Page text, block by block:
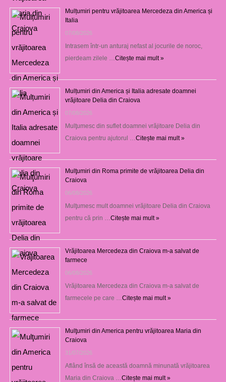
Mulțumiri pentru vrăjitoarea Mercedeza din America și
Italia
07/08/2026
Intrasem într-un anturaj nefast al jocurile de noroc,
pierdeam zilele … Citește mai mult »
Mulțumiri din America și Italia adresate doamnei
vrăjitoare Delia din Craiova
07/08/2026
Mulţumesc din suflet doamnei vrăjitoare Delia din
Craiova pentru ajutorul … Citește mai mult »
Mulţumiri din Roma primite de vrăjitoarea Delia din
Craiova
06/08/2026
Mulţumesc mult doamnei vrăjitoare Delia din Craiova
pentru că prin … Citește mai mult »
Vrăjitoarea Mercedeza din Craiova m-a salvat de
farmece
06/08/2026
Vrăjitoarea Mercedeza din Craiova m-a salvat de
farmecele pe care … Citește mai mult »
Mulţumiri din America pentru vrăjitoarea Maria din
Craiova
31/07/2026
Aflând însă de această doamnă minunată vrăjitoarea
Maria din Craiova … Citește mai mult »